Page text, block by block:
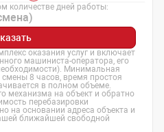
количестве дней работы:
оказания услуг и включает
машиниста-оператора, его
Минимальная
8 часов, время простоя
в полном объеме.
механизма на объект и обратно
перебазировки
на основании адреса объекта и
ближайшей свободной